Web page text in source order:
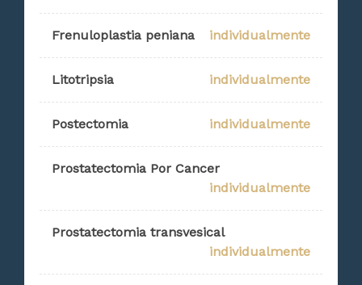
Frenuloplastia peniana individualmente
Litotripsia individualmente
Postectomia individualmente
Prostatectomia Por Cancer
individualmente
Prostatectomia transvesical
individualmente